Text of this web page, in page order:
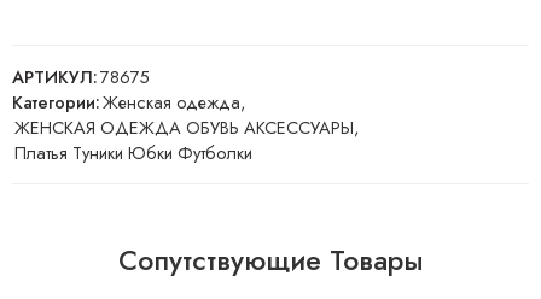
АРТИКУЛ:78675
Категории:Женская одежда,
ЖЕНСКАЯ ОДЕЖДА ОБУВЬ АКСЕССУАРЫ,
Платья Туники Юбки Футболки
Сопутствующие Товары